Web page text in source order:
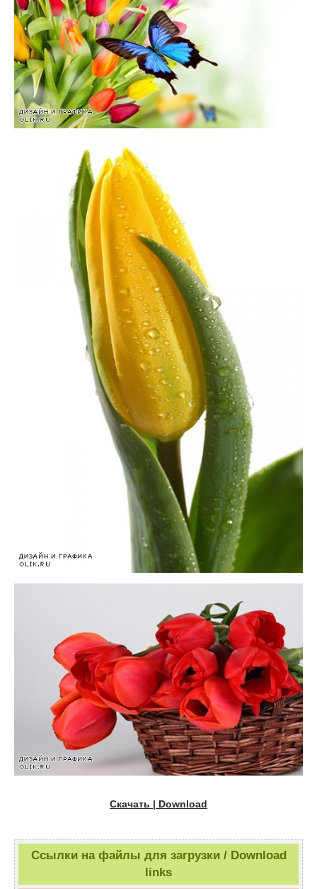
Скачать | Download
Ссылки на файлы для загрузки / Download
links